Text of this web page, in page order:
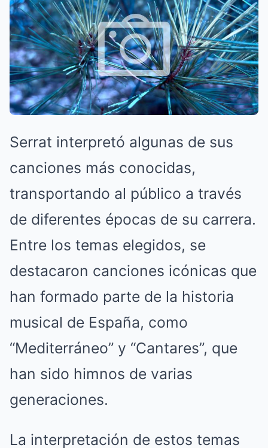
Serrat interpretó algunas de sus
canciones más conocidas,
transportando al público a través
de diferentes épocas de su carrera.
Entre los temas elegidos, se
destacaron canciones icónicas que
han formado parte de la historia
musical de España, como
“Mediterráneo” y “Cantares”, que
han sido himnos de varias
generaciones.
La interpretación de estos temas